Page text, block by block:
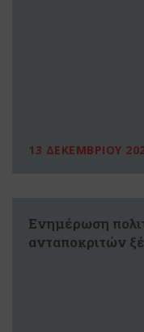
13 ΔΕΚΕΜΒΡΙΟΥ
Ενημέρωση
ανταποκριτών